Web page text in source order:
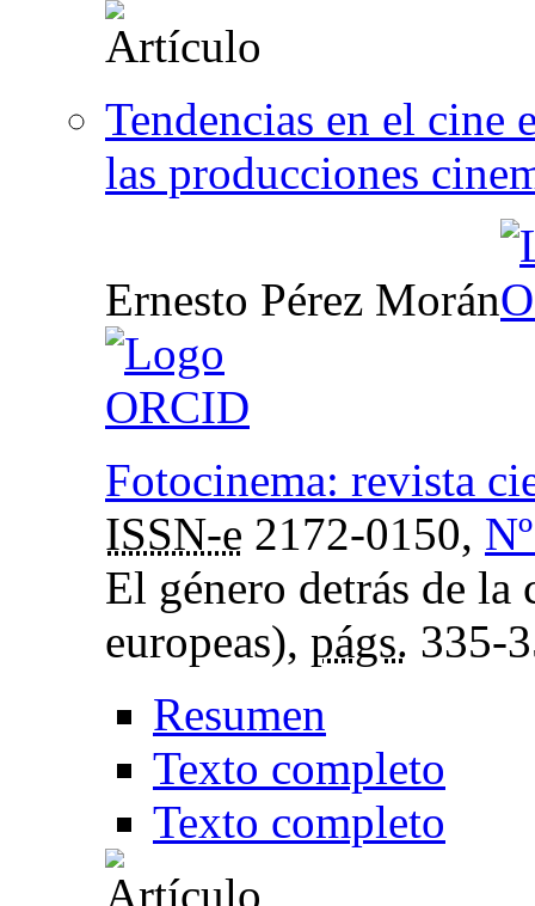
Tendencias en el cine
las producciones
Ernesto Pérez Morán
Fotocinema: revista
ISSN-e 2172-0150,
El género detrás de la
europeas), págs. 335-
Resumen
Texto completo
Texto completo